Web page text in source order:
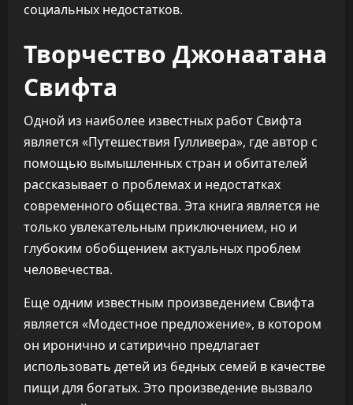
социальных недостатков.
Творчество Джонаатана
Свифта
Одной из наиболее известных работ Свифта
является «Путешествия Гулливера», где автор с
помощью вымышленных стран и обитателей
рассказывает о проблемах и недостатках
современного общества. Эта книга является не
только увлекательным приключением, но и
глубоким обобщением актуальных проблем
человечества.
Еще одним известным произведением Свифта
является «Модестное предложение», в котором
он иронично и сатирично предлагает
использовать детей из бедных семей в качестве
пищи для богатых. Это произведение вызвало